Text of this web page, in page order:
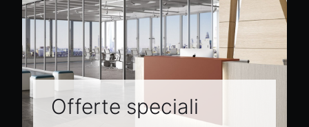
Offerte speciali